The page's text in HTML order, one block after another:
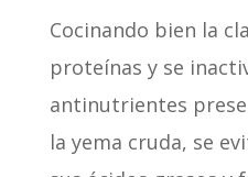
Cocinando bien la
proteínas y se
antinutrientes
la yema cruda, se